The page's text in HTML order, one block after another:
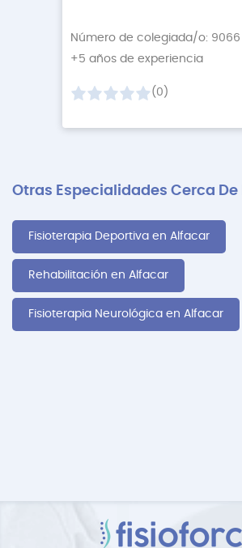
Número de colegiada/o: 9066
+5 años de experiencia
(0)
Otras Especialidades Cerca De
Fisioterapia Deportiva en Alfacar
Rehabilitación en Alfacar
Fisioterapia Neurológica en Alfacar